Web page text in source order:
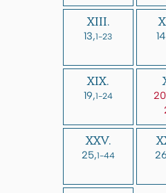
XIII.
13,1-23
XIX.
19,1-24
XXV.
25,1-44